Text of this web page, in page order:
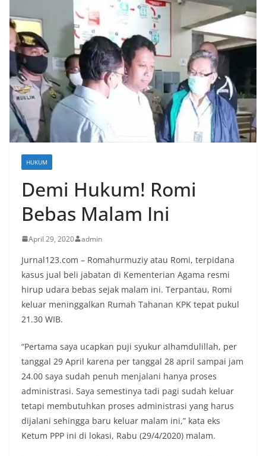
HUKUM
Demi Hukum! Romi
Bebas Malam Ini
April 29, 2020 admin
Jurnal123.com – Romahurmuziy atau Romi, terpidana
kasus jual beli jabatan di Kementerian Agama resmi
hirup udara bebas sejak malam ini. Terpantau, Romi
keluar meninggalkan Rumah Tahanan KPK tepat pukul
21.30 WIB.
“Pertama saya ucapkan puji syukur alhamdulillah, per
tanggal 29 April karena per tanggal 28 april sampai jam
24.00 saya sudah penuh menjalani hanya proses
administrasi. Saya semestinya tadi pagi sudah keluar
tetapi membutuhkan proses administrasi yang harus
dijalani sehingga baru keluar malam ini,” kata eks
Ketum PPP ini di lokasi, Rabu (29/4/2020) malam.